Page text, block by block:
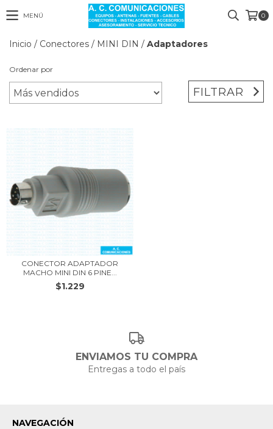
MENÚ 0
Inicio / Conectores / MINI DIN / Adaptadores
Ordenar por
FILTRAR
CONECTOR ADAPTADOR
MACHO MINI DIN 6 PINE...
$1.229
ENVIAMOS TU COMPRA
Entregas a todo el país
NAVEGACIÓN